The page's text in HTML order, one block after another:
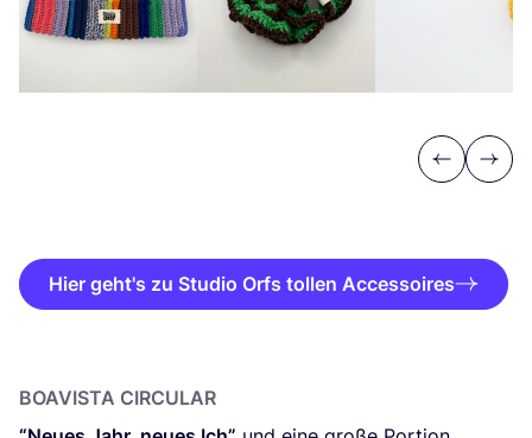
Previous
Next
Hier geht's zu Studio Orfs tollen Accessoires
BOAVIS­TA CIRCULAR